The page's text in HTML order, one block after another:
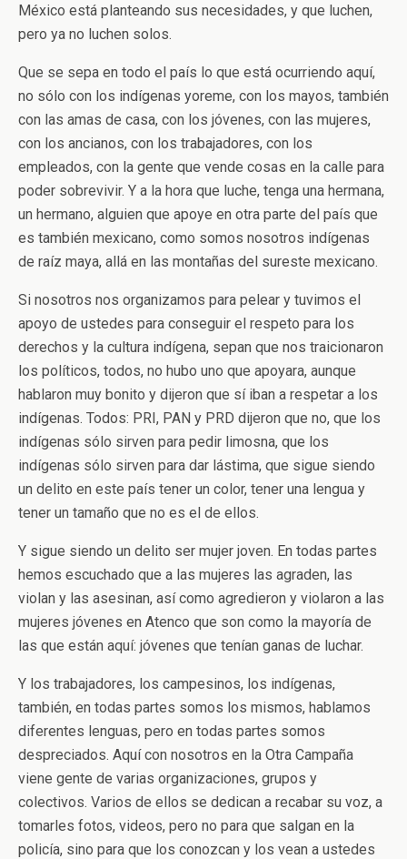
México está planteando sus necesidades, y que luchen,
pero ya no luchen solos.
Que se sepa en todo el país lo que está ocurriendo aquí,
no sólo con los indígenas yoreme, con los mayos, también
con las amas de casa, con los jóvenes, con las mujeres,
con los ancianos, con los trabajadores, con los
empleados, con la gente que vende cosas en la calle para
poder sobrevivir. Y a la hora que luche, tenga una hermana,
un hermano, alguien que apoye en otra parte del país que
es también mexicano, como somos nosotros indígenas
de raíz maya, allá en las montañas del sureste mexicano.
Si nosotros nos organizamos para pelear y tuvimos el
apoyo de ustedes para conseguir el respeto para los
derechos y la cultura indígena, sepan que nos traicionaron
los políticos, todos, no hubo uno que apoyara, aunque
hablaron muy bonito y dijeron que sí iban a respetar a los
indígenas. Todos: PRI, PAN y PRD dijeron que no, que los
indígenas sólo sirven para pedir limosna, que los
indígenas sólo sirven para dar lástima, que sigue siendo
un delito en este país tener un color, tener una lengua y
tener un tamaño que no es el de ellos.
Y sigue siendo un delito ser mujer joven. En todas partes
hemos escuchado que a las mujeres las agraden, las
violan y las asesinan, así como agredieron y violaron a las
mujeres jóvenes en Atenco que son como la mayoría de
las que están aquí: jóvenes que tenían ganas de luchar.
Y los trabajadores, los campesinos, los indígenas,
también, en todas partes somos los mismos, hablamos
diferentes lenguas, pero en todas partes somos
despreciados. Aquí con nosotros en la Otra Campaña
viene gente de varias organizaciones, grupos y
colectivos. Varios de ellos se dedican a recabar su voz, a
tomarles fotos, videos, pero no para que salgan en la
policía, sino para que los conozcan y los vean a ustedes